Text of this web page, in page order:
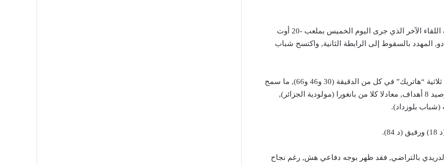
== شباب قسنطينة يتلقى هزيمة ثقيلة بالعاصمة == وعرف اللقاء الآخر الذي جرى اليوم الخميس بملعب -20 أوت
المهدد بالسقوط إلى الرابطة الثانية, واكتسح شباب
وتألق مهاجم “الباك” الشاب محمد أمين رمضاوي بتسجيله ثلاثية “هاتريك” في كل من الدقيقة (30 و46 و66), ما سمح
له بالارتقاء إلى المركز الثاني في ترتيب هدافي البطولة برصيد 8 أهداف, معادلا كلا من بانغورا (مولودية الجزائر),
بلوزداد).
بالتراضي, فقد ظهر بوجه دفاعي هش, رغم نجاح